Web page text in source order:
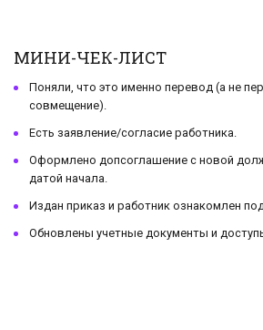
МИНИ-ЧЕК-ЛИСТ
Поняли, что это именно перевод (а не
совмещение).
Есть заявление/согласие работника.
Оформлено допсоглашение с новой
датой начала.
Издан приказ и работник ознакомлен
Обновлены учетные документы и